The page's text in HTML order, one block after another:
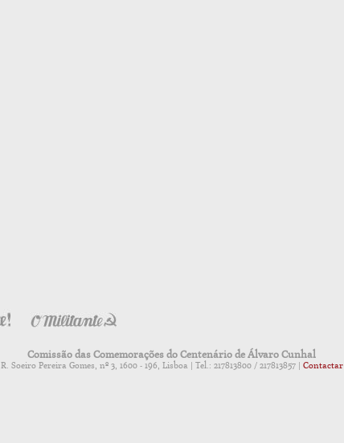
Comissão das Comemorações do Centenário de Álvaro Cunhal
R. Soeiro Pereira Gomes, nº 3, 1600 - 196, Lisboa | Tel.: 217813800 / 217813857 | Contactar